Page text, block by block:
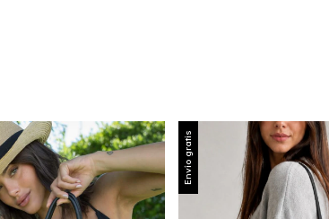
Envío gratis